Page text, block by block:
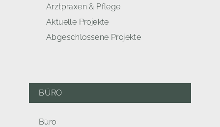
Arztpraxen & Pflege
Aktuelle Projekte
Abgeschlossene Projekte
BÜRO
Büro